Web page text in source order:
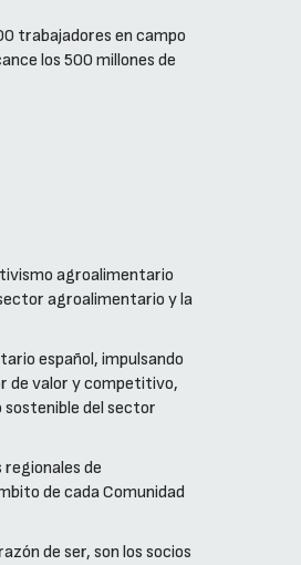
trabajadores en campo
los 500 millones de
agroalimentario
agroalimentario y la
español, impulsando
de valor y competitivo,
sostenible del sector
de
de cada Comunidad
de ser, son los socios